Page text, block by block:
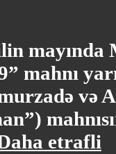
mayında
mahnı
və
etrafli